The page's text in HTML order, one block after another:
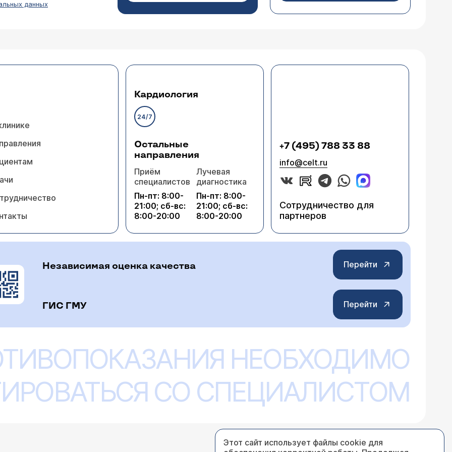
(контактный) дерматит. Екатерина! В случае с Вашей мамой можно думать о ряде
том числе и грибковых). Недостаточно данных истории заболевания, общего состояния,
кожу, сделать ее розовой (т.е. вылечить), и как это заболевание может повлиять
и соответствующего обследования дать конкретные рекомендации нельзя. Рекомендую Вам
Слышала, что довольно эффективным методом лечения считается озонотерапия.
Если да, хотелось бы подробнее узнать о самом методе и его стоимости, каков
курить при моём заболевании?
К сожалению, мы не занимаемся озонотерапией. Курить не стоит вообще, бросать курить не
заболевании. Поэтому бросать курить лучше всего под контролем врача и не резко.
Через 3 месяца повторная консультация. Подкажите, пожалуйста, такого лечения
читала про лечение пеницилином, физиотерапию, электрофорез и т.д. В общем
большое количество препаратов, используемых при терапии этого заболевания. Врач
осмотра и обследования с уверенностью сказать, в достаточном объеме был назначен курс
данных
Кардиология
24/7
Остальные
направления
Приём
специалистов
Пн-пт: 8:00-
21:00; сб-вс:
8:00-20:00
Лучевая
диагностика
Пн-пт: 8:00-
21:00; сб-вс:
8:00-20:00
+7 (495) 788 33 88
info@celt.ru
Сотрудничество для
партнеров
Независимая оценка качества Перейти
ГИС ГМУ Перейти
НЕОБХОДИМО
СО СПЕЦИАЛИСТОМ
Этот сайт использует файлы cookie для